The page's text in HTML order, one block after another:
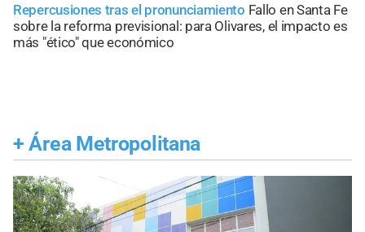
Repercusiones tras el pronunciamiento Fallo en Santa Fe
sobre la reforma previsional: para Olivares, el impacto es
más "ético" que económico
+ Área Metropolitana